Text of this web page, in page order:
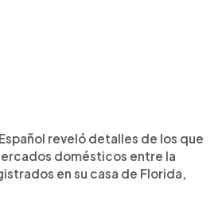
reveló detalles de los que
domésticos entre la
en su casa de Florida,